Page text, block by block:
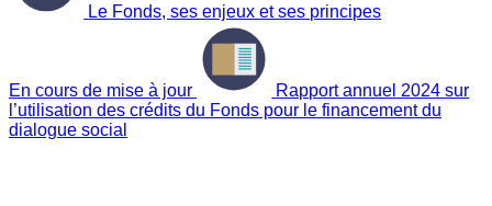
Le Fonds, ses enjeux et ses principes
En cours de mise à jour
Rapport annuel 2024 sur
l’utilisation des crédits du Fonds pour le financement du
dialogue social